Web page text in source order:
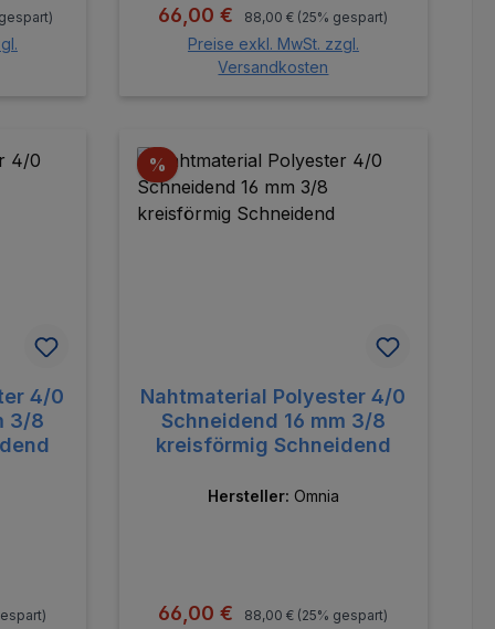
Verkaufspreis:
66,00 € Regulärer Preis:
88,00 € (25% gespart)
Preise exkl. MwSt. zzgl.
Versandkosten
4/0
3/8
% Rabatt
Nahtmaterial Polyester 4/0
Schneidend 16 mm 3/8
kreisförmig Schneidend
Hersteller: Omnia
Verkaufspreis:
66,00 € Regulärer Preis:
88,00 € (25% gespart)